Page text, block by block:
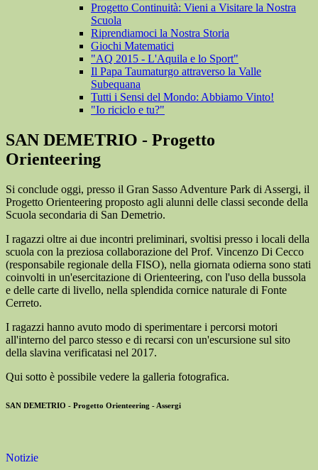
Progetto Continuità: Vieni a Visitare la Nostra
Scuola
Riprendiamoci la Nostra Storia
Giochi Matematici
"AQ 2015 - L'Aquila e lo Sport"
Il Papa Taumaturgo attraverso la Valle
Subequana
Tutti i Sensi del Mondo: Abbiamo Vinto!
"Io riciclo e tu?"
SAN DEMETRIO - Progetto
Orienteering
Si conclude oggi, presso il Gran Sasso Adventure Park di Assergi, il
Progetto Orienteering proposto agli alunni delle classi seconde della
Scuola secondaria di San Demetrio.
I ragazzi oltre ai due incontri preliminari, svoltisi presso i locali della
scuola con la preziosa collaborazione del Prof. Vincenzo Di Cecco
(responsabile regionale della FISO), nella giornata odierna sono stati
coinvolti in un'esercitazione di Orienteering, con l'uso della bussola
e delle carte di livello, nella splendida cornice naturale di Fonte
Cerreto.
I ragazzi hanno avuto modo di sperimentare i percorsi motori
all'interno del parco stesso e di recarsi con un'escursione sul sito
della slavina verificatasi nel 2017.
Qui sotto è possibile vedere la galleria fotografica.
SAN DEMETRIO - Progetto Orienteering - Assergi
Notizie